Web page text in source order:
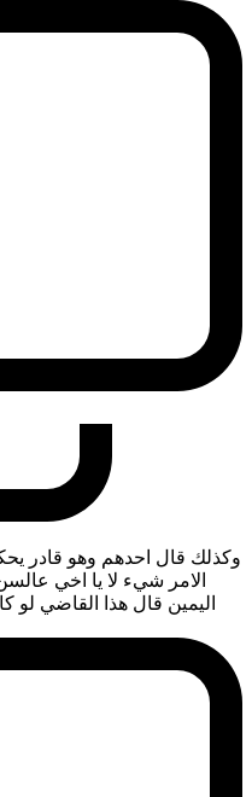
وكذلك قال احدهم وهو قادر
الامر شيء لا يا اخي
اليمين قال هذا القاضي لو